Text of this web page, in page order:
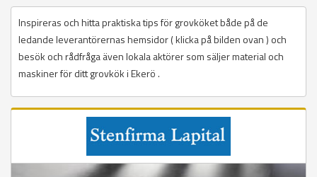
Inspireras och hitta praktiska tips för grovköket både på de
ledande leverantörernas hemsidor ( klicka på bilden ovan ) och
besök och rådfråga även lokala aktörer som säljer material och
maskiner för ditt grovkök i Ekerö .